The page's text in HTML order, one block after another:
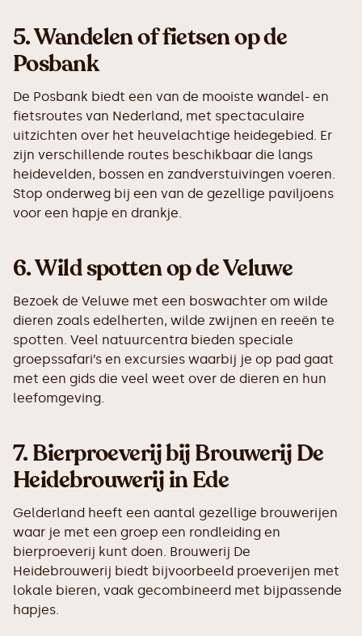
5.Wandelen of fietsen op de
Posbank
De Posbank biedt een van de mooiste wandel- en
fietsroutes van Nederland, met spectaculaire
uitzichten over het heuvelachtige heidegebied. Er
zijn verschillende routes beschikbaar die langs
heidevelden, bossen en zandverstuivingen voeren.
Stop onderweg bij een van de gezellige paviljoens
voor een hapje en drankje.
6.Wild spotten op de Veluwe
Bezoek de Veluwe met een boswachter om wilde
dieren zoals edelherten, wilde zwijnen en reeën te
spotten. Veel natuurcentra bieden speciale
groepssafari’s en excursies waarbij je op pad gaat
met een gids die veel weet over de dieren en hun
leefomgeving.
7.Bierproeverij bij Brouwerij De
Heidebrouwerij in Ede
Gelderland heeft een aantal gezellige brouwerijen
waar je met een groep een rondleiding en
bierproeverij kunt doen. Brouwerij De
Heidebrouwerij biedt bijvoorbeeld proeverijen met
lokale bieren, vaak gecombineerd met bijpassende
hapjes.